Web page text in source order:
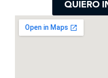
QUIERO